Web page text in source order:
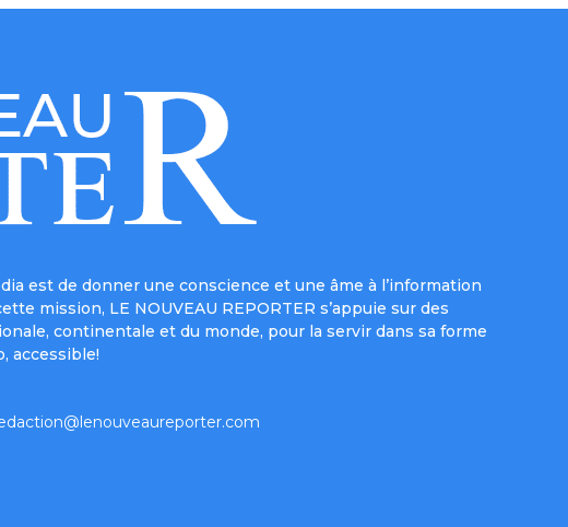
est de donner une conscience et une âme à l’information
mission, LE NOUVEAU REPORTER s’appuie sur des
continentale et du monde, pour la servir dans sa forme
accessible!